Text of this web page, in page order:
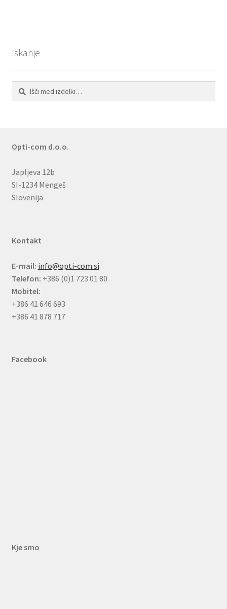
strani
Iskanje
Išči:
Iskanje
Opti-com d.o.o.
Japljeva 12b
SI-1234 Mengeš
Slovenija
Kontakt
E-mail: info@opti-com.si
Telefon: +386 (0)1 723 01 80
Mobitel:
+386 41 646 693
+386 41 878 717
Facebook
Kje smo